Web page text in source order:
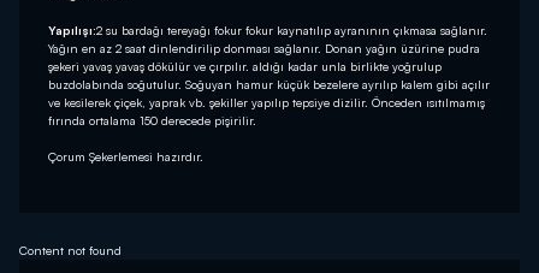
Yapılışı:2 su bardağı tereyağı fokur fokur kaynatılıp ayranının çıkmasa sağlanır.
Yağın en az 2 saat dinlendirilip donması sağlanır. Donan yağın üzürine pudra
şekeri yavaş yavaş dökülür ve çırpılır. aldığı kadar unla birlikte yoğrulup
buzdolabında soğutulur. Soğuyan hamur küçük bezelere ayrılıp kalem gibi açılır
ve kesilerek çiçek, yaprak vb. şekiller yapılıp tepsiye dizilir. Önceden ısıtılmamış
fırında ortalama 150 derecede pişirilir.
Çorum Şekerlemesi hazırdır.
Content not found